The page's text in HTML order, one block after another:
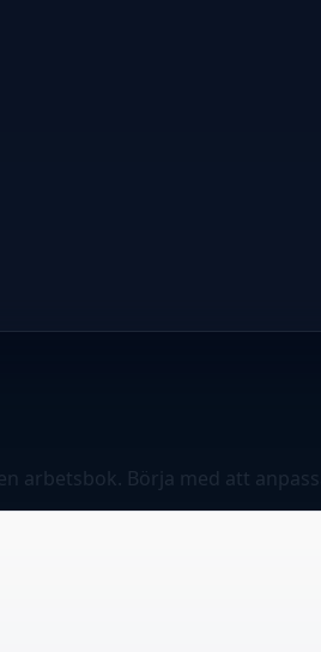
arbetsbok. Börja med att